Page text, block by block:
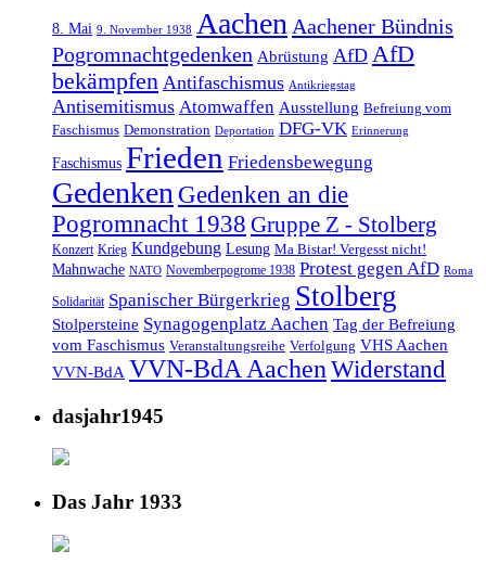
8. Mai 9. November 1938 Aachen Aachener Bündnis
Pogromnachtgedenken Abrüstung AfD AfD
bekämpfen Antifaschismus Antikriegstag
Antisemitismus Atomwaffen Ausstellung Befreiung vom
Faschismus Demonstration Deportation DFG-VK Erinnerung
Faschismus Frieden Friedensbewegung
Gedenken Gedenken an die
Pogromnacht 1938 Gruppe Z - Stolberg
Konzert Krieg Kundgebung Lesung Ma Bistar! Vergesst nicht!
Mahnwache NATO Novemberpogrome 1938 Protest gegen AfD Roma
Solidarität Spanischer Bürgerkrieg Stolberg
Stolpersteine Synagogenplatz Aachen Tag der Befreiung
vom Faschismus Veranstaltungsreihe Verfolgung VHS Aachen
VVN-BdA VVN-BdA AachenWiderstand
dasjahr1945
Das Jahr 1933